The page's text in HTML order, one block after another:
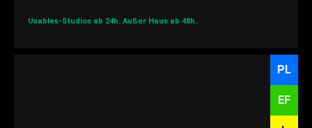
Usables-Studios ab 24h. Außer Haus ab 48h.
PL
EF